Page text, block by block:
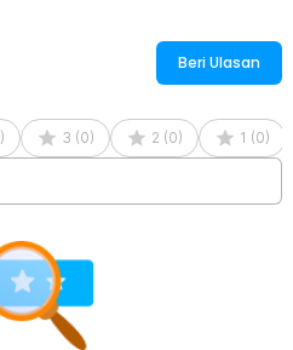
Beri Ulasan
) 3 (0) 2 (0) 1 (0)